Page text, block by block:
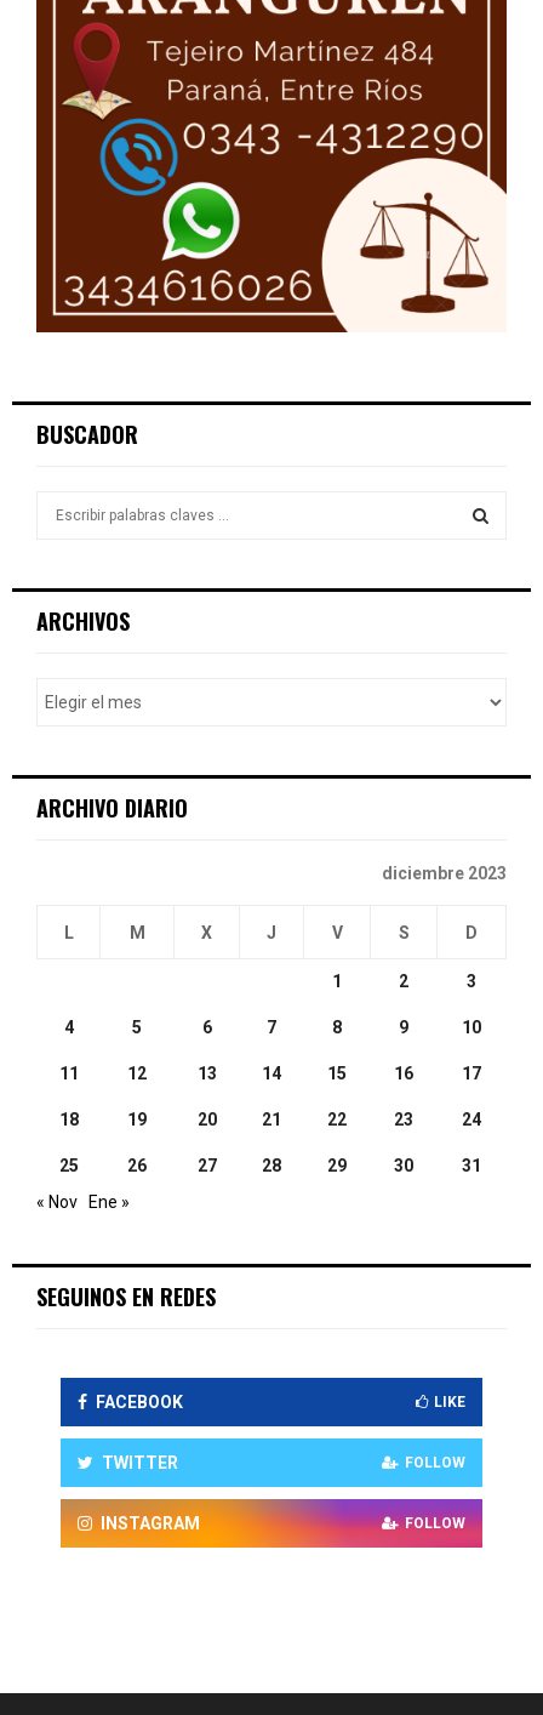
BUSCADOR
h
ARCHIVOS
ARCHIVO DIARIO
diciembre 2023
L M X J V S D
1 2 3
4 5 6 7 8 9 10
11 12 13 14 15 16 17
18 19 20 21 22 23 24
25 26 27 28 29 30
31
« Nov
Ene »
SEGUINOS EN REDES
FACEBOOK LIKE
TWITTER FOLLOW
INSTAGRAM FOLLOW